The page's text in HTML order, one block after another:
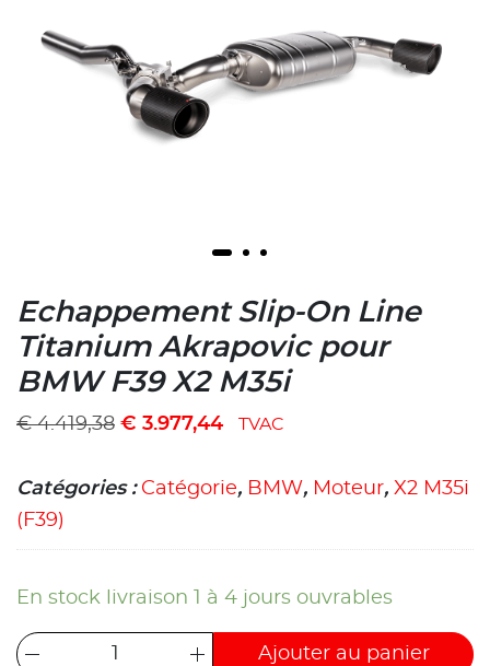
Echappement Slip-On Line
Titanium Akrapovic pour
BMW F39 X2 M35i
€4.419,38 € 3.977,44 TVAC
Catégories : Catégorie, BMW, Moteur, X2 M35i
(F39)
En stock livraison 1 à 4 jours ouvrables
Ajouter au panier